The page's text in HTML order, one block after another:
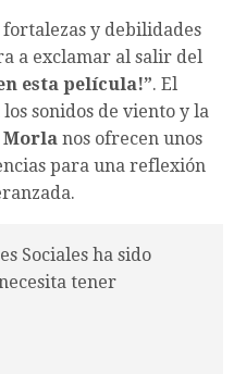
y debilidades
a exclamar al salir del
esta película!”. El
sonidos de viento y la
Morla nos ofrecen unos
para una reflexión
Sociales ha sido
tener